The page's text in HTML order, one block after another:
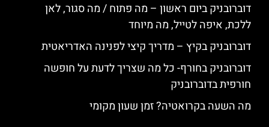
דוברובניק ביום ראשון – מה פתוח / מה סגור, לאן
ללכת, איפה לטייל, מה מיוחד
דוברובניק בקיץ – מדריך קיצי לפנינה האדריאטית
דוברובניק בחורף- כל מה שצריך לדעת על חופשה
חורפית בדוברובניק
מה השעה בקרואטיה? זמן שעון מקומי